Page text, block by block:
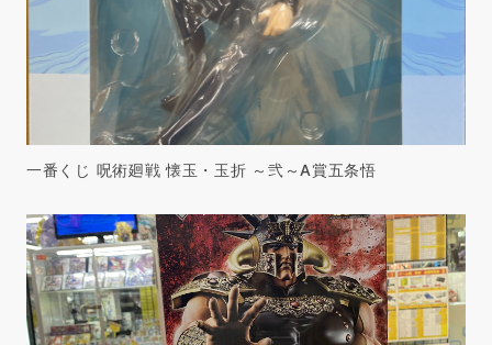
一番くじ 呪術廻戦 懐玉・玉折 ～弐～A賞五条悟